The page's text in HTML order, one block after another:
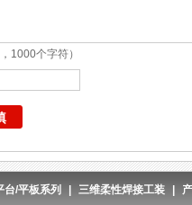
1000个字符）
台/平板系列 | 三维柔性焊接工装 |